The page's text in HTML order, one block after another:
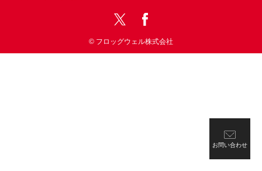
© フロッグウェル株式会社
お問い合わせ